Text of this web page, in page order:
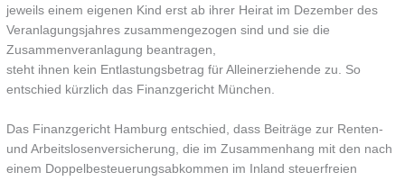
jeweils einem eigenen Kind erst ab ihrer Heirat im Dezember des
Veranlagungsjahres zusammengezogen sind und sie die
Zusammenveranlagung beantragen,
steht ihnen kein Entlastungsbetrag für Alleinerziehende zu. So
entschied kürzlich das Finanzgericht München.
Das Finanzgericht Hamburg entschied, dass Beiträge zur Renten-
und Arbeitslosenversicherung, die im Zusammenhang mit den nach
einem Doppelbesteuerungsabkommen im Inland steuerfreien